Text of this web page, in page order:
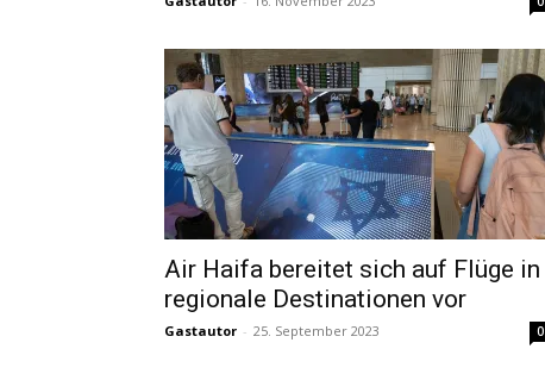
Air Haifa bereitet sich auf Flüge in
regionale Destinationen vor
Gastautor - 25. September 2023 0